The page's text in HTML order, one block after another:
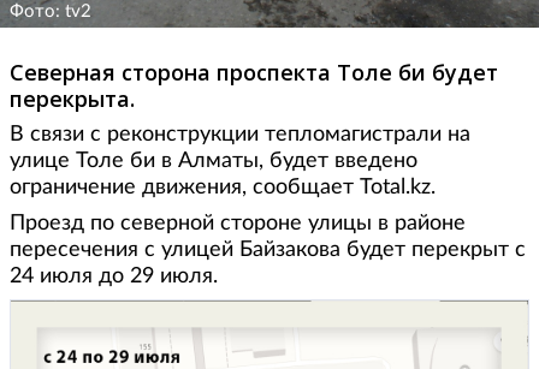
Фото: tv2
Северная сторона проспекта Толе би будет
перекрыта.
В связи с реконструкции тепломагистрали на
улице Толе би в Алматы, будет введено
ограничение движения, сообщает Total.kz.
Проезд по северной стороне улицы в районе
пересечения с улицей Байзакова будет перекрыт с
24 июля до 29 июля.